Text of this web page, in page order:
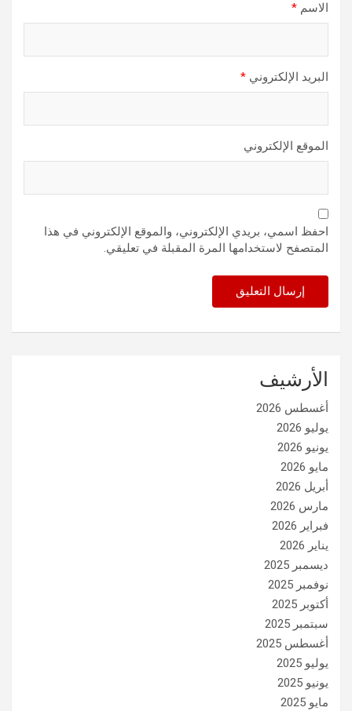
الاسم *
البريد الإلكتروني *
الموقع الإلكتروني
احفظ اسمي، بريدي الإلكتروني، والموقع الإلكتروني في هذا
المتصفح لاستخدامها المرة المقبلة في تعليقي.
الأرشيف
أغسطس 2026
يوليو 2026
يونيو 2026
مايو 2026
أبريل 2026
مارس 2026
فبراير 2026
يناير 2026
ديسمبر 2025
نوفمبر 2025
أكتوبر 2025
سبتمبر 2025
أغسطس 2025
يوليو 2025
يونيو 2025
مايو 2025